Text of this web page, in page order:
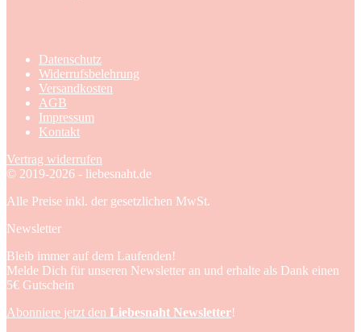
Datenschutz
Widerrufsbelehrung
Versandkosten
AGB
Impressum
Kontakt
Vertrag widerrufen
© 2019-2026 - liebesnaht.de
Alle Preise inkl. der gesetzlichen MwSt.
Newsletter
Bleib immer auf dem Laufenden!
Melde Dich für unseren Newsletter an und erhalte als Dank einen
5€ Gutschein
Abonniere jetzt den Liebesnaht Newsletter!